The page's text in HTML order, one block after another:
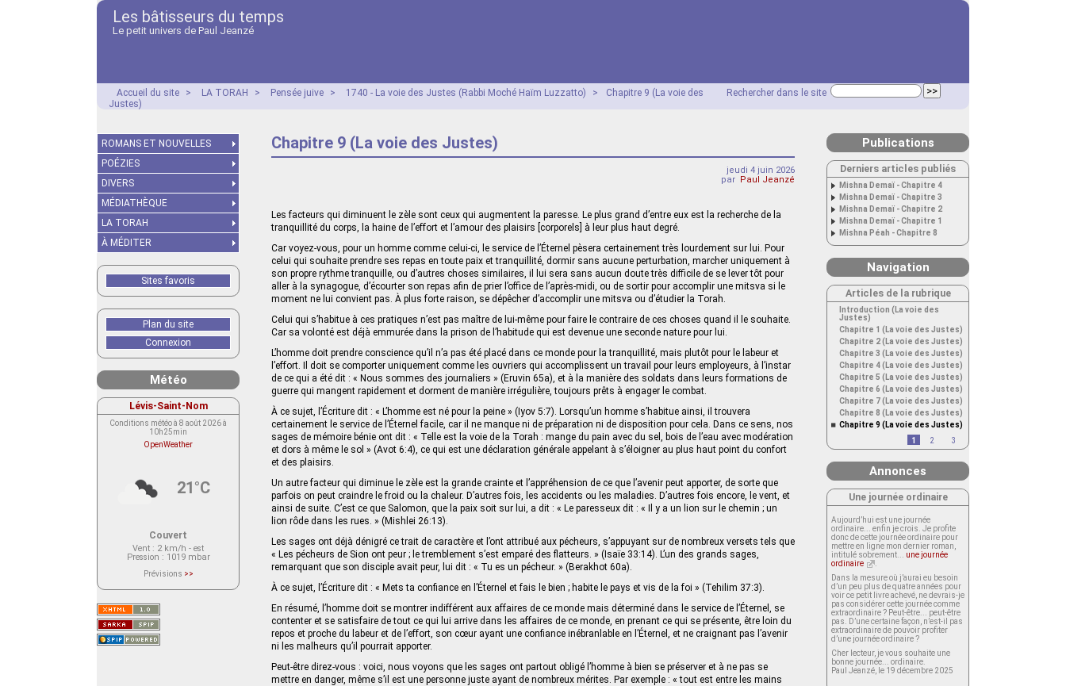
Les bâtisseurs du temps
Le petit univers de Paul Jeanzé
Rechercher dans le site
Accueil du site > LA TORAH > Pensée juive > 1740 - La voie des Justes (Rabbi Moché Haïm Luzzatto) >
Chapitre 9 (La voie des
Justes)
Chapitre 9 (La voie des Justes)
jeudi 4 juin 2026
par Paul Jeanzé
Les facteurs qui diminuent le zèle sont ceux qui augmentent la paresse. Le plus grand d’entre eux est la recherche de la
tranquillité du corps, la haine de l’effort et l’amour des plaisirs [corporels] à leur plus haut degré.
Car voyez-vous, pour un homme comme celui-ci, le service de l’Éternel pèsera certainement très lourdement sur lui. Pour
celui qui souhaite prendre ses repas en toute paix et tranquillité, dormir sans aucune perturbation, marcher uniquement à
son propre rythme tranquille, ou d’autres choses similaires, il lui sera sans aucun doute très difficile de se lever tôt pour
aller à la synagogue, d’écourter son repas afin de prier l’office de l’après-midi, ou de sortir pour accomplir une mitsva si le
moment ne lui convient pas. À plus forte raison, se dépêcher d’accomplir une mitsva ou d’étudier la Torah.
Celui qui s’habitue à ces pratiques n’est pas maître de lui-même pour faire le contraire de ces choses quand il le souhaite.
Car sa volonté est déjà emmurée dans la prison de l’habitude qui est devenue une seconde nature pour lui.
L’homme doit prendre conscience qu’il n’a pas été placé dans ce monde pour la tranquillité, mais plutôt pour le labeur et
l’effort. Il doit se comporter uniquement comme les ouvriers qui accomplissent un travail pour leurs employeurs, à l’instar
de ce qui a été dit : « Nous sommes des journaliers » (Eruvin 65a), et à la manière des soldats dans leurs formations de
guerre qui mangent rapidement et dorment de manière irrégulière, toujours prêts à engager le combat.
À ce sujet, l’Écriture dit : « L’homme est né pour la peine » (Iyov 5:7). Lorsqu’un homme s’habitue ainsi, il trouvera
certainement le service de l’Éternel facile, car il ne manque ni de préparation ni de disposition pour cela. Dans ce sens, nos
sages de mémoire bénie ont dit : « Telle est la voie de la Torah : mange du pain avec du sel, bois de l’eau avec modération
et dors à même le sol » (Avot 6:4), ce qui est une déclaration générale appelant à s’éloigner au plus haut point du confort
et des plaisirs.
Un autre facteur qui diminue le zèle est la grande crainte et l’appréhension de ce que l’avenir peut apporter, de sorte que
parfois on peut craindre le froid ou la chaleur. D’autres fois, les accidents ou les maladies. D’autres fois encore, le vent, et
ainsi de suite. C’est ce que Salomon, que la paix soit sur lui, a dit : « Le paresseux dit : « Il y a un lion sur le chemin ; un
lion rôde dans les rues. » (Mishlei 26:13).
Les sages ont déjà dénigré ce trait de caractère et l’ont attribué aux pécheurs, s’appuyant sur de nombreux versets tels que
« Les pécheurs de Sion ont peur ; le tremblement s’est emparé des flatteurs. » (Isaïe 33:14). L’un des grands sages,
remarquant que son disciple avait peur, lui dit : « Tu es un pécheur. » (Berakhot 60a).
À ce sujet, l’Écriture dit : « Mets ta confiance en l’Éternel et fais le bien ; habite le pays et vis de la foi » (Tehilim 37:3).
En résumé, l’homme doit se montrer indifférent aux affaires de ce monde mais déterminé dans le service de l’Éternel, se
contenter et se satisfaire de tout ce qui lui arrive dans les affaires de ce monde, en prenant ce qui se présente, être loin du
repos et proche du labeur et de l’effort, son cœur ayant une confiance inébranlable en l’Éternel, et ne craignant pas l’avenir
ni les malheurs qu’il pourrait apporter.
Peut-être direz-vous : voici, nous voyons que les sages ont partout obligé l’homme à bien se préserver et à ne pas se
mettre en danger, même s’il est une personne juste ayant de nombreux mérites. Par exemple : « tout est entre les mains
ROMANS ET NOUVELLES
POÉZIES
DIVERS
MÉDIATHÈQUE
LA TORAH
À MÉDITER
Sites favoris
Plan du site
Connexion
Météo
Lévis-Saint-Nom
Conditions météo à 8 août 2026 à
10h25min
OpenWeather
21°C
Couvert
Vent : 2 km/h - est
Pression : 1019 mbar
Prévisions >>
actuellement aucune prévision
Saint-Nom.
Veuillez consulter le message du
service ci-dessous.
(401 - Invalid API key. Please see
https://openweathermap.org/faq#error401
Publications
Derniers articles publiés
Mishna Demaï - Chapitre 4
Mishna Demaï - Chapitre 3
Mishna Demaï - Chapitre 2
Mishna Demaï - Chapitre 1
Mishna Péah - Chapitre 8
Navigation
Articles de la rubrique
Introduction (La voie des
Justes)
Chapitre 1 (La voie des Justes)
Chapitre 2 (La voie des Justes)
Chapitre 3 (La voie des Justes)
Chapitre 4 (La voie des Justes)
Chapitre 5 (La voie des Justes)
Chapitre 6 (La voie des Justes)
Chapitre 7 (La voie des Justes)
Chapitre 8 (La voie des Justes)
Chapitre 9 (La voie des Justes)
1
2 3
Annonces
Une journée ordinaire
Aujourd’hui est une journée
ordinaire... enfin je crois. Je profite
donc de cette journée ordinaire pour
mettre en ligne mon dernier roman,
intitulé sobrement... une journée
ordinaire
Dans la mesure où j’aurai eu besoin
d’un peu plus de quatre années pour
voir ce petit livre achevé, ne devrais-je
pas considérer cette journée comme
extraordinaire ? Peut-être... peut-être
pas. D’une certaine façon, n’est-il pas
extraordinaire de pouvoir profiter
d’une journée ordinaire ?
Cher lecteur, je vous souhaite une
bonne journée... ordinaire.
Paul Jeanzé, le 19 décembre 2025